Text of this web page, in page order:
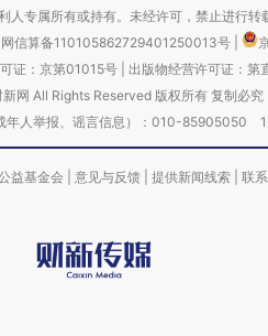
专属所有或持有。未经许可，禁止进行转
网信算备110105862729401250013号
证：京第01015号| 出版物经营许可证：第
网 All Rights Reserved 版权所有 复制必究
年人举报、谣言信息）：010-85905050
益基金会 意见与反馈 提供新闻线索 联